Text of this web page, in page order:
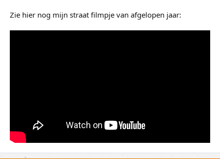
Zie hier nog mijn straat filmpje van afgelopen jaar: